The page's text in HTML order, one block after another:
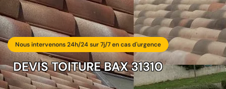
Nous intervenons 24h/24 sur 7j/7 en cas d'urgence
DEVIS TOITURE BAX 31310